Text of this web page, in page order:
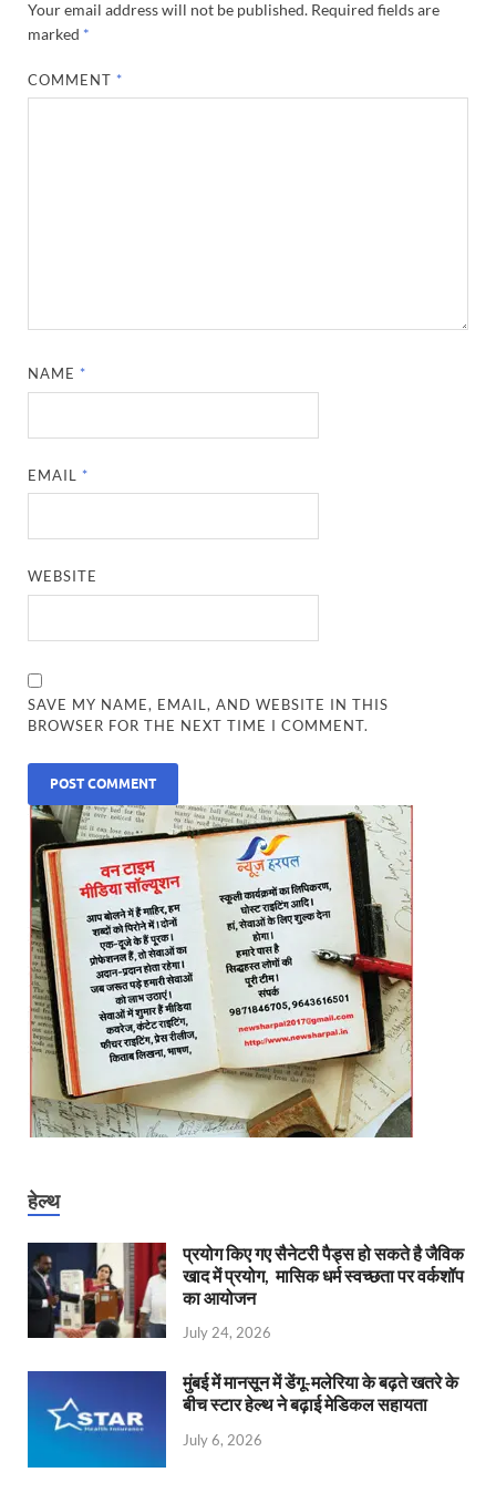
Your email address will not be published. Required fields are
marked *
COMMENT *
NAME *
EMAIL *
WEBSITE
SAVE MY NAME, EMAIL, AND WEBSITE IN THIS
BROWSER FOR THE NEXT TIME I COMMENT.
हेल्थ
प्रयोग किए गए सैनेटरी पैड्स हो सकते है जैविक
खाद में प्रयोग, मासिक धर्म स्वच्छता पर वर्कशॉप
का आयोजन
July 24, 2026
मुंबई में मानसून में डेंगू-मलेरिया के बढ़ते खतरे के
बीच स्टार हेल्थ ने बढ़ाई मेडिकल सहायता
July 6, 2026